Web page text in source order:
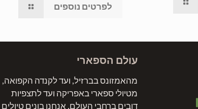
לפרטים נוספים
עולם הספארי
מהאמזונס בברזיל, ועד לקנדה הקפואה,
מטיולי ספארי באפריקה ועד לתצפיות
דובים ברחבי העולם, אנחנו בונים טיולים